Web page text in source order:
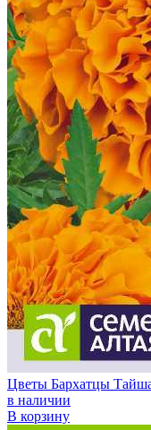
Цветы Бархатцы
в наличии
В корзину